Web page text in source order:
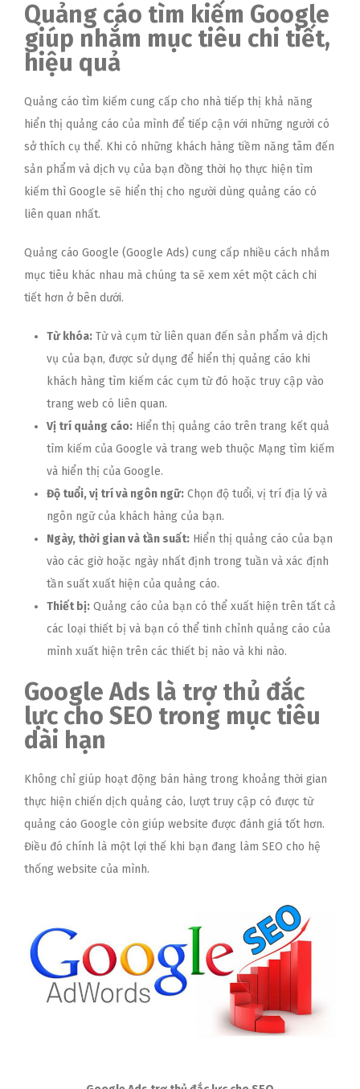
Quảng cáo tìm kiếm Google
giúp nhắm mục tiêu chi tiết,
hiệu quả
Quảng cáo tìm kiếm cung cấp cho nhà tiếp thị khả năng
hiển thị quảng cáo của mình để tiếp cận với những người có
sở thích cụ thể. Khi có những khách hàng tiềm năng tâm đến
sản phẩm và dịch vụ của bạn đồng thời họ thực hiện tìm
kiếm thì Google sẽ hiển thị cho người dùng quảng cáo có
liên quan nhất.
Quảng cáo Google (Google Ads) cung cấp nhiều cách nhắm
mục tiêu khác nhau mà chúng ta sẽ xem xét một cách chi
tiết hơn ở bên dưới.
Từ khóa: Từ và cụm từ liên quan đến sản phẩm và dịch
vụ của bạn, được sử dụng để hiển thị quảng cáo khi
khách hàng tìm kiếm các cụm từ đó hoặc truy cập vào
trang web có liên quan.
Vị trí quảng cáo: Hiển thị quảng cáo trên trang kết quả
tìm kiếm của Google và trang web thuộc Mạng tìm kiếm
và hiển thị của Google.
Độ tuổi, vị trí và ngôn ngữ: Chọn độ tuổi, vị trí địa lý và
ngôn ngữ của khách hàng của bạn.
Ngày, thời gian và tần suất: Hiển thị quảng cáo của bạn
vào các giờ hoặc ngày nhất định trong tuần và xác định
tần suất xuất hiện của quảng cáo.
Thiết bị: Quảng cáo của bạn có thể xuất hiện trên tất cả
các loại thiết bị và bạn có thể tinh chỉnh quảng cáo của
mình xuất hiện trên các thiết bị nào và khi nào.
Google Ads là trợ thủ đắc
lực cho SEO trong mục tiêu
dài hạn
Không chỉ giúp hoạt động bán hàng trong khoảng thời gian
thực hiện chiến dịch quảng cáo, lượt truy cập có được từ
quảng cáo Google còn giúp website được đánh giá tốt hơn.
Điều đó chính là một lợi thế khi bạn đang làm SEO cho hệ
thống website của mình.